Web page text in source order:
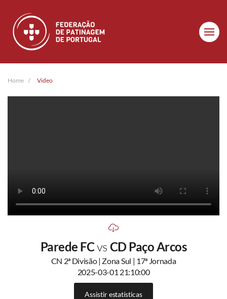
Skip to main content
Home Video
Parede FCvs CD Paço Arcos
CN 2ª Divisão | Zona Sul | 17ª Jornada
2025-03-01 21:10:00
Assistir estatísticas